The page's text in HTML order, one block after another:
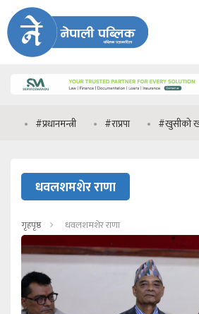
#प्रधानमन्त्री #राप्रपा #खुसीको खबर
धवलशमशेर राणा
गृहपृष्ठ धवलशमशेर राणा